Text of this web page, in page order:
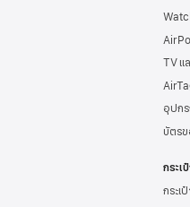
TV แ
อุปก
บัตร
กระ
กระเ